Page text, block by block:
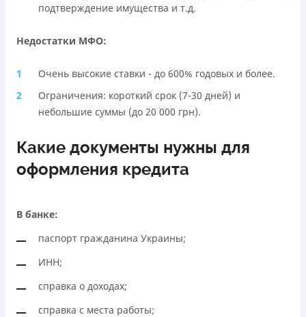
подтверждение имущества и т.д.
Недостатки МФО:
Очень высокие ставки - до 600% годовых и более.
Ограничения: короткий срок (7-30 дней) и
небольшие суммы (до 20 000 грн).
Какие документы нужны для
оформления кредита
В банке:
паспорт гражданина Украины;
ИНН;
справка о доходах;
справка с места работы;